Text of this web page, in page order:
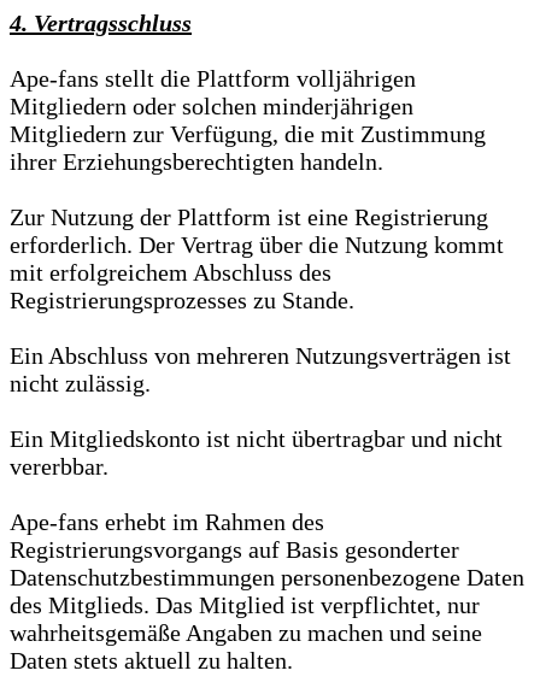
4. Vertragsschluss
Ape-fans stellt die Plattform volljährigen
Mitgliedern oder solchen minderjährigen
Mitgliedern zur Verfügung, die mit Zustimmung
ihrer Erziehungsberechtigten handeln.
Zur Nutzung der Plattform ist eine Registrierung
erforderlich. Der Vertrag über die Nutzung kommt
mit erfolgreichem Abschluss des
Registrierungsprozesses zu Stande.
Ein Abschluss von mehreren Nutzungsverträgen ist
nicht zulässig.
Ein Mitgliedskonto ist nicht übertragbar und nicht
vererbbar.
Ape-fans erhebt im Rahmen des
Registrierungsvorgangs auf Basis gesonderter
Datenschutzbestimmungen personenbezogene Daten
des Mitglieds. Das Mitglied ist verpflichtet, nur
wahrheitsgemäße Angaben zu machen und seine
Daten stets aktuell zu halten.